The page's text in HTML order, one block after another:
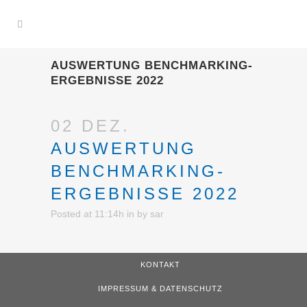
AUSWERTUNG BENCHMARKING-
ERGEBNISSE 2022
02 DEZ.
AUSWERTUNG
BENCHMARKING-
ERGEBNISSE 2022
Posted at 11:14h in by sar
KONTAKT
IMPRESSUM & DATENSCHUTZ